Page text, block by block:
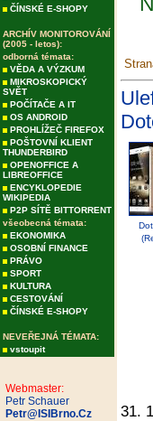
ČÍNSKÉ E-SHOPY
ARCHÍV MONITOROVÁNÍ
(2005 - letos):
odborná témata:
VĚDA A VÝZKUM
MIKROSKOPICKÝ
SVĚT
POČÍTAČE A IT
OS ANDROID
PROHLÍŽEČ FIREFOX
POŠTOVNÍ KLIENT
THUNDERBIRD
OPENOFFICE A
LIBREOFFICE
ENCYKLOPEDIE
WIKIPEDIA
P2P SÍTĚ BITTORRENT
všeobecná témata:
EKONOMIKA
OSOBNÍ FINANCE
PRÁVO
SPORT
KULTURA
CESTOVÁNÍ
ČÍNSKÉ E-SHOPY
NEVEŘEJNÁ TÉMATA:
vstoupit
Webmaster:
Petr Schauer
Petr@ISIBrno.Cz
31.